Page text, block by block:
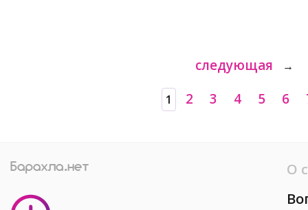
следующая →
1 2 3 4 5 6
О